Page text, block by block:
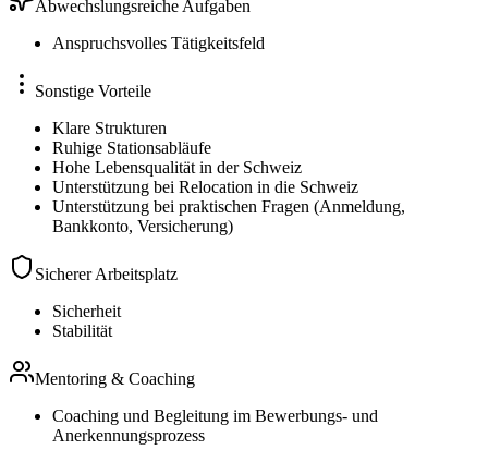
Abwechslungsreiche Aufgaben
Anspruchsvolles Tätigkeitsfeld
Sonstige Vorteile
Klare Strukturen
Ruhige Stationsabläufe
Hohe Lebensqualität in der Schweiz
Unterstützung bei Relocation in die Schweiz
Unterstützung bei praktischen Fragen (Anmeldung,
Bankkonto, Versicherung)
Sicherer Arbeitsplatz
Sicherheit
Stabilität
Mentoring & Coaching
Coaching und Begleitung im Bewerbungs- und
Anerkennungsprozess